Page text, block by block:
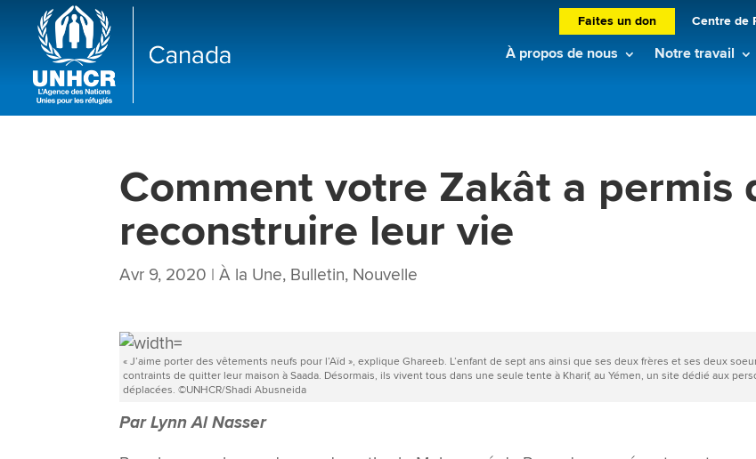
Faites un don Centre de
À propos de nous Notre travail
Comment votre Zakât a permis
reconstruire leur vie
Avr 9, 2020 |À la Une, Bulletin, Nouvelle
« J’aime porter des vêtements neufs pour l’Aïd », explique Ghareeb. L’enfant de sept ans ainsi que ses deux frères et ses deux
contraints de quitter leur maison à Saada. Désormais, ils vivent tous dans une seule tente à Kharif, au Yémen, un site dédié aux
déplacées. ©UNHCR/Shadi Abusneida
Par Lynn Al Nasser